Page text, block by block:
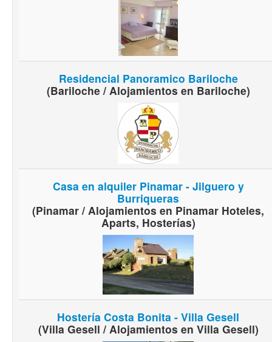
Residencial Panoramico Bariloche
(Bariloche / Alojamientos en Bariloche)
Casa en alquiler Pinamar - Jilguero y
Burriqueras
(Pinamar / Alojamientos en Pinamar Hoteles,
Aparts, Hosterías)
Hostería Costa Bonita - Villa Gesell
(Villa Gesell / Alojamientos en Villa Gesell)